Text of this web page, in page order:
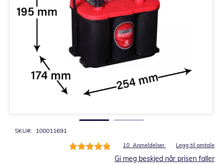
SKU 100011691
Rating:
10 Anmeldelser Legg til omtale
Gi meg beskjed når prisen faller